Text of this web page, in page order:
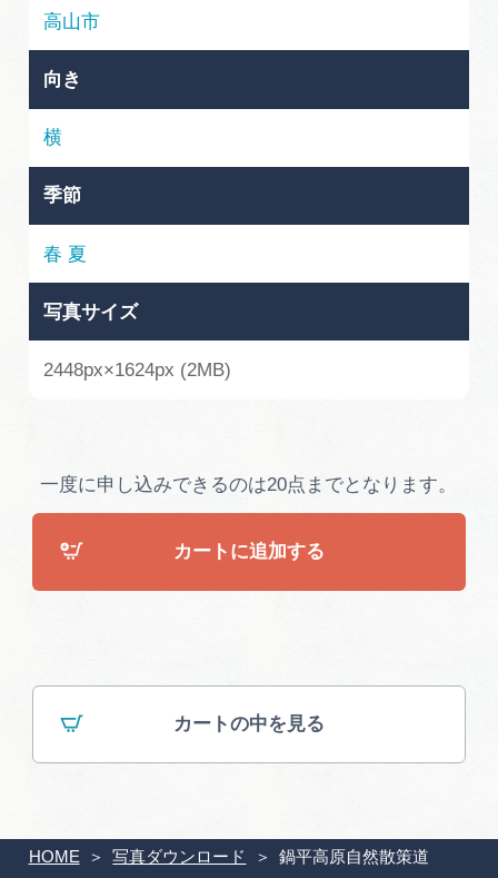
岐阜県まるごと観光エリアガイド
岐阜県観光データベース
旅行会社・観光事業者の皆様へ
運営組織
広告掲載
サイトポリシー
HOME 写真ダウンロード 鍋平高原自然散策道
高山市
向き
横
季節
春 夏
写真サイズ
2448px×1624px (2MB)
一度に申し込みできるのは20点までとなります。
カートに追加する
カートの中を見る